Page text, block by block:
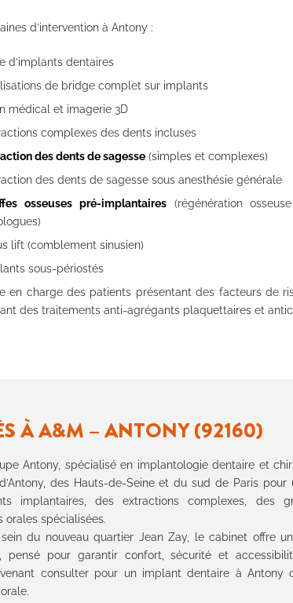
d’intervention à Antony :
d’implants dentaires
de bridge complet sur implants
médical et imagerie 3D
complexes des dents incluses
des dents de sagesse (simples et complexes)
des dents de sagesse sous anesthésie générale
osseuses pré-implantaires(régénération
lift (comblement sinusien)
sous-périostés
en charge des patients présentant des facteurs de
des traitements anti-agrégants plaquettaires et
À A&M – ANTONY (92160)
Antony, spécialisé en implantologie dentaire et
des Hauts-de-Seine et du sud de Paris
implantaires, des extractions complexes, des
orales spécialisées.
du nouveau quartier Jean Zay, le cabinet offre
pensé pour garantir confort, sécurité et
consulter pour un implant dentaire à Antony